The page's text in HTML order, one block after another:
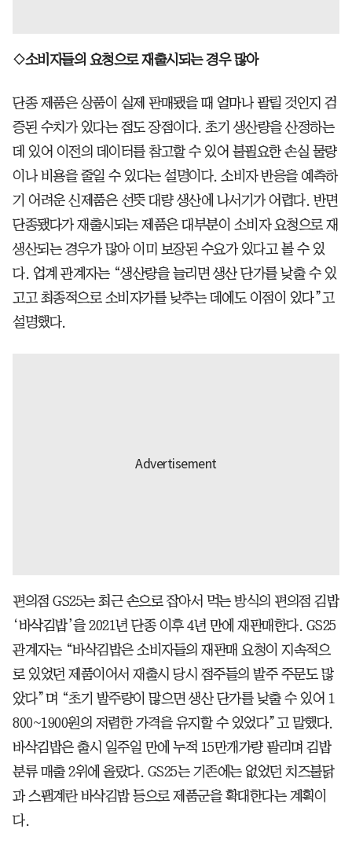
◇소비자들의 요청으로 재출시되는 경우 많아
단종 제품은 상품이 실제 판매됐을 때 얼마나 팔릴 것인지 검
증된 수치가 있다는 점도 장점이다. 초기 생산량을 산정하는
데 있어 이전의 데이터를 참고할 수 있어 불필요한 손실 물량
이나 비용을 줄일 수 있다는 설명이다. 소비자 반응을 예측하
기 어려운 신제품은 선뜻 대량 생산에 나서기가 어렵다. 반면
단종됐다가 재출시되는 제품은 대부분이 소비자 요청으로 재
생산되는 경우가 많아 이미 보장된 수요가 있다고 볼 수 있
다. 업계 관계자는 “생산량을 늘리면 생산 단가를 낮출 수 있
고고 최종적으로 소비자가를 낮추는 데에도 이점이 있다”고
설명했다.
편의점 GS25는 최근 손으로 잡아서 먹는 방식의 편의점 김밥
‘바삭김밥’을 2021년 단종 이후 4년 만에 재판매한다. GS25
관계자는 “바삭김밥은 소비자들의 재판매 요청이 지속적으
로 있었던 제품이어서 재출시 당시 점주들의 발주 주문도 많
았다”며 “초기 발주량이 많으면 생산 단가를 낮출 수 있어 1
800~1900원의 저렴한 가격을 유지할 수 있었다”고 말했다.
바삭김밥은 출시 일주일 만에 누적 15만개가량 팔리며 김밥
분류 매출 2위에 올랐다. GS25는 기존에는 없었던 치즈불닭
과 스팸계란 바삭김밥 등으로 제품군을 확대한다는 계획이
다.